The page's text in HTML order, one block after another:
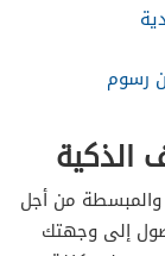
رسوم
الذكية
والمبسطة من أجل
إلى وجهتك